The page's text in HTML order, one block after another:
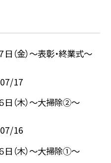
日（金）～表彰・終業式～
17
日（木）～大掃除②～
16
日（木）～大掃除①～